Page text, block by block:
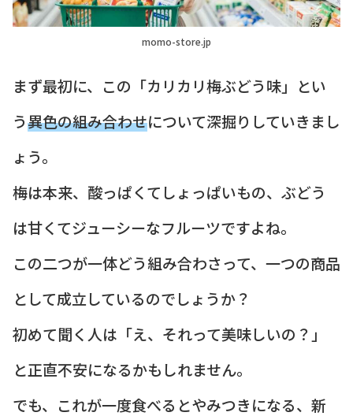
momo-store.jp
まず最初に、この「カリカリ梅ぶどう味」とい
う異色の組み合わせについて深掘りしていきまし
ょう。
梅は本来、酸っぱくてしょっぱいもの、ぶどう
は甘くてジューシーなフルーツですよね。
この二つが一体どう組み合わさって、一つの商品
として成立しているのでしょうか？
初めて聞く人は「え、それって美味しいの？」
と正直不安になるかもしれません。
でも、これが一度食べるとやみつきになる、新